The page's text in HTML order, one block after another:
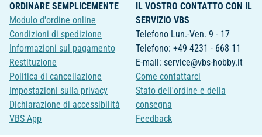
ORDINARE SEMPLICEMENTE
Modulo d'ordine online
Condizioni di spedizione
Informazioni sul pagamento
Restituzione
Politica di cancellazione
Impostazioni sulla privacy
Dichiarazione di accessibilità
VBS App
IL VOSTRO CONTATTO CON IL
SERVIZIO VBS
Telefono Lun.-Ven. 9 - 17
Telefono: +49 4231 - 668 11
E-mail: service@vbs-hobby.it
Come contattarci
Stato dell'ordine e della
consegna
Feedback